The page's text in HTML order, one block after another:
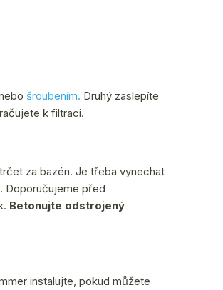
šroubením. Druhý zaslepíte
k filtraci.
za bazén. Je třeba vynechat
Doporučujeme před
Betonujte odstrojený
instalujte, pokud můžete